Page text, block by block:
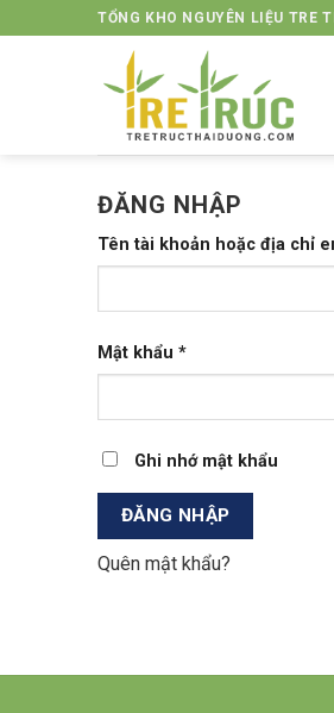
to
TỔNG KHO NGUYÊN LIỆU TRE
ĐĂNG NHẬP
Tên tài khoản hoặc địa chỉ
Mật khẩu *
Ghi nhớ mật khẩu
ĐĂNG NHẬP
Quên mật khẩu?